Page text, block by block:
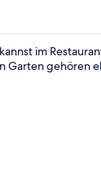
im
Garten gehören